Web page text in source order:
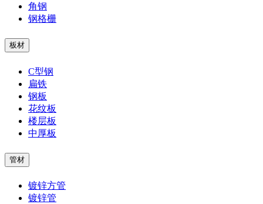
角钢
钢格栅
板材
C型钢
扁铁
钢板
花纹板
楼层板
中厚板
管材
镀锌方管
镀锌管